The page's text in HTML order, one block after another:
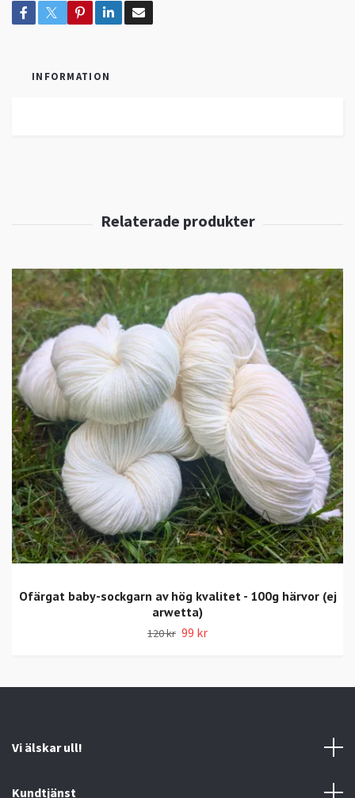
INFORMATION
Ofärgat baby-sockgarn av hög kvalitet - 100g härvor (ej
arwetta)
120 kr 99 kr
Vi älskar ull!
Kundtjänst